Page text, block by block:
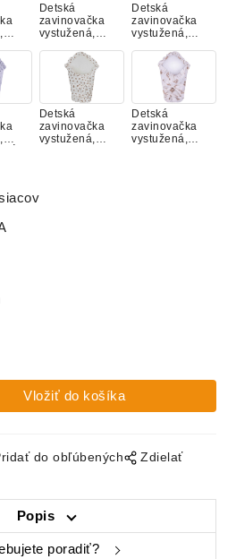
Detská
zavinovačka
vystužená,
PIESKOVÁ
Detská
zavinovačka
vystužená,
PIESKOVÁ S
MACKOM
Detská
zavinovačka
vystužená,
Detská
zavinovačka
vystužená,
RUŽOVÝ
ZAJAČIK
SPIACE
do obľúbených Zdielať
Popis
poradiť?